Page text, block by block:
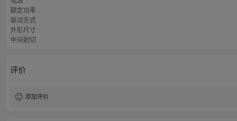
额定功率
驱动方式
外形尺寸
中间剥切
评价
添加评价